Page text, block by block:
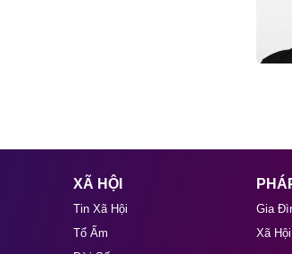
XÃ HỘI
Tin Xã Hội
Tổ Ấm
Gia
Xã Hội